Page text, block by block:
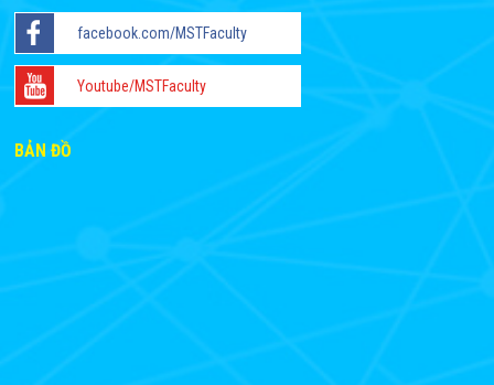
facebook.com/MSTFaculty
Youtube/MSTFaculty
BẢN ĐỒ